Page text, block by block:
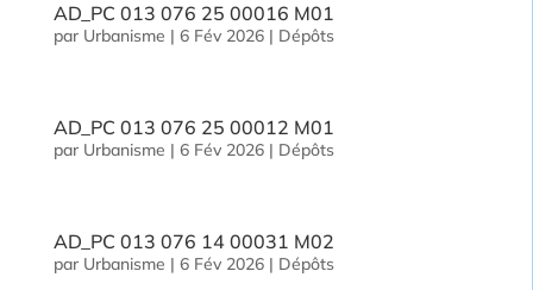
AD_PC 013 076 25 00016 M01
par Urbanisme | 6 Fév 2026| Dépôts
AD_PC 013 076 25 00012 M01
par Urbanisme | 6 Fév 2026| Dépôts
AD_PC 013 076 14 00031 M02
par Urbanisme | 6 Fév 2026| Dépôts